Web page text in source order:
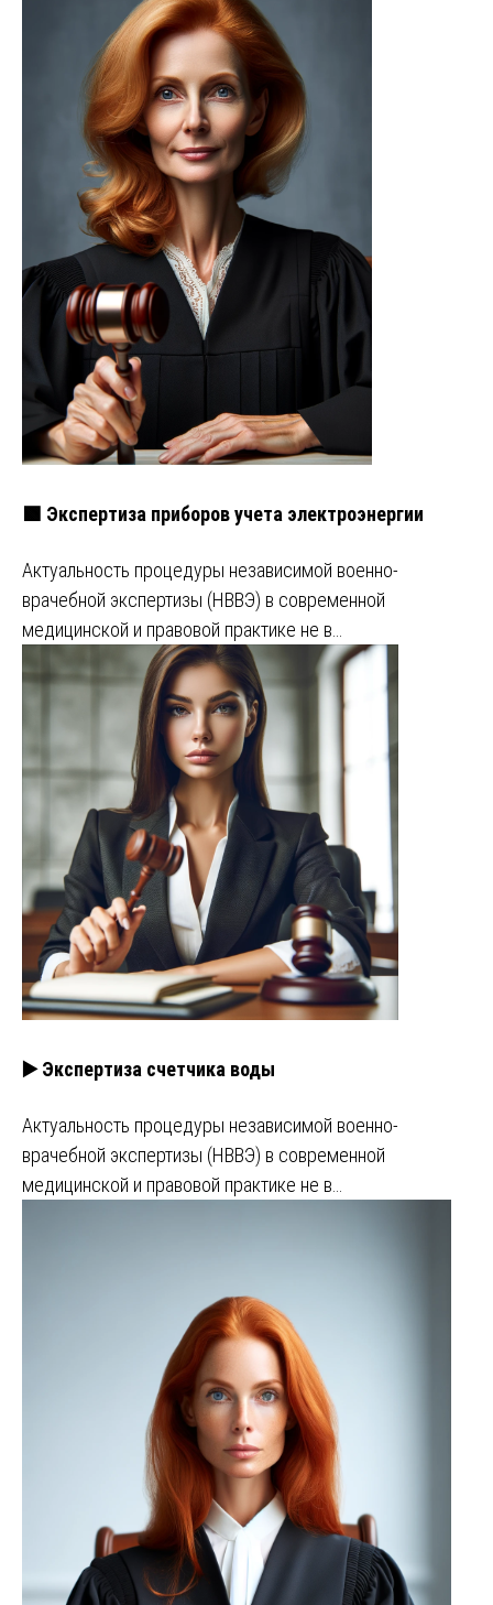
🟩 Экспертиза приборов учета электроэнергии
Актуальность процедуры независимой военно-
врачебной экспертизы (НВВЭ) в современной
медицинской и правовой практике не в…
▶️ Экспертиза счетчика воды
Актуальность процедуры независимой военно-
врачебной экспертизы (НВВЭ) в современной
медицинской и правовой практике не в…